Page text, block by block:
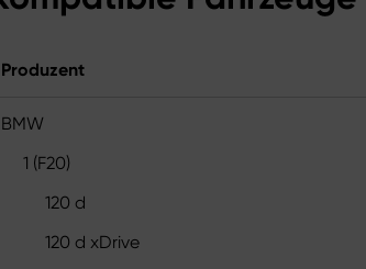
Produzent
BMW
1 (F20)
120 d
120 d xDrive